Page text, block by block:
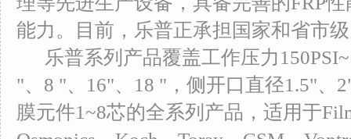
能力。目前，乐普正承担国家和省市
乐普系列产品覆盖工作压力
"、8 "、16"、18 "，侧开口直径1.5"、
膜元件1~8芯的全系列产品，适用于